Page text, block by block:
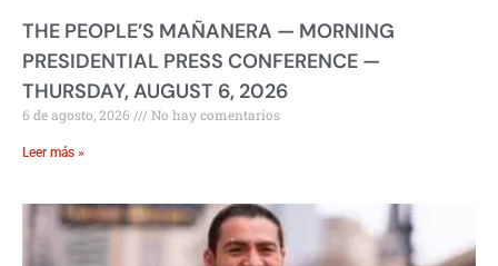
THE PEOPLE’S MAÑANERA — MORNING
PRESIDENTIAL PRESS CONFERENCE —
THURSDAY, AUGUST 6, 2026
6 de agosto, 2026 No hay comentarios
Leer más »